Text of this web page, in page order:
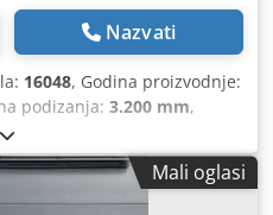
Nazvati
16048, Godina proizvodnje:
podizanja: 3.200 mm,
goriva:
visina:2.080 mm, napon
mm, ukupna masa:576
002740 Podaci o bateriji:
Mali oglasi